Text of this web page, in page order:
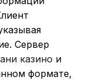
Сервер
казино и
формате,